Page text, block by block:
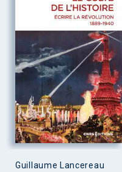
Guillaume Lancereau